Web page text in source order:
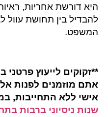
היא דורשת אחריות,
להבדיל בין תחושת עוול
המשפט.
**זקוקים לייעוץ
אתם מוזמנים לפנות
אישי ללא התחייבות,
שנות ניסיוני ברבות